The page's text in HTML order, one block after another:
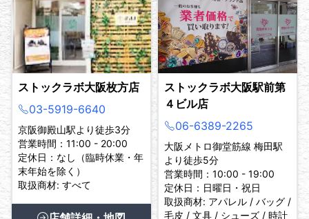
ストックラボ大阪枚方店
03-5919-6640
京阪御殿山駅より徒歩3分
営業時間：11:00 - 20:00
定休日：なし（臨時休業・年
末年始を除く）
取扱商材: すべて
ストックラボ大阪駅前第
４ビル店
06-6389-2265
大阪メトロ御堂筋線 梅田駅
より徒歩5分
営業時間：10:00 - 19:00
定休日：日曜日・祝日
取扱商材: アパレル / バッグ /
毛皮 / 文具 / シューズ / 時計